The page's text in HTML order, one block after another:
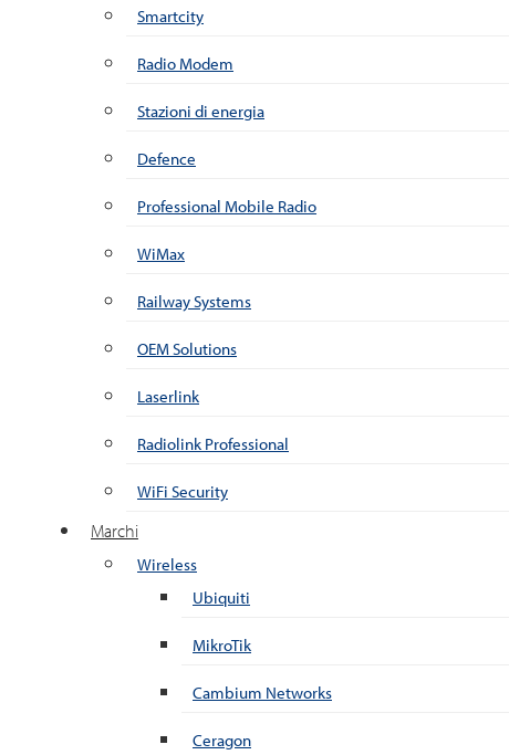
Smartcity
Radio Modem
Stazioni di energia
Defence
Professional Mobile Radio
WiMax
Railway Systems
OEM Solutions
Laserlink
Radiolink Professional
WiFi Security
Marchi
Wireless
Ubiquiti
MikroTik
Cambium Networks
Ceragon